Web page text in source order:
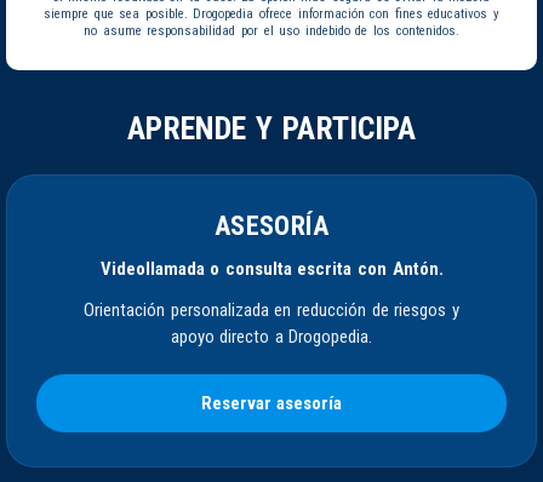
siempre que sea posible. Drogopedia ofrece información con fines educativos y
no asume responsabilidad por el uso indebido de los contenidos.
APRENDE Y PARTICIPA
ASESORÍA
Videollamada o consulta escrita con Antón.
Orientación personalizada en reducción de riesgos y
apoyo directo a Drogopedia.
Reservar asesoría